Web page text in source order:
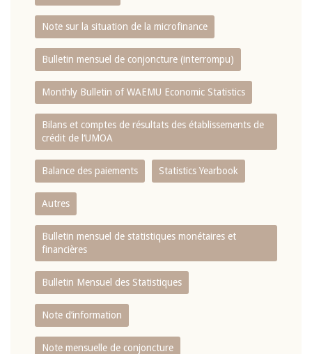
Note sur la situation de la microfinance
Bulletin mensuel de conjoncture (interrompu)
Monthly Bulletin of WAEMU Economic Statistics
Bilans et comptes de résultats des établissements de
crédit de l‘UMOA
Balance des paiements Statistics Yearbook
Autres
Bulletin mensuel de statistiques monétaires et
financières
Bulletin Mensuel des Statistiques
Note d’information
Note mensuelle de conjoncture